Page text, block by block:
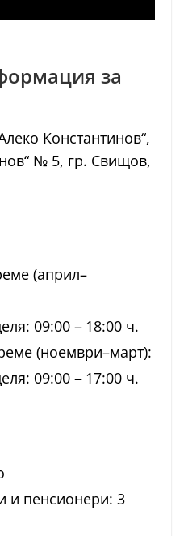
за
Константинов“,
№ 5, гр. Свищов,
(април–
09:00 – 18:00 ч.
(ноември–март):
09:00 – 17:00 ч.
и пенсионери: 3